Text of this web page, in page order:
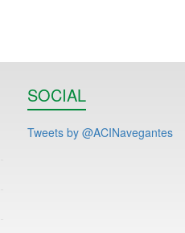
SOCIAL
Tweets by @ACINavegantes